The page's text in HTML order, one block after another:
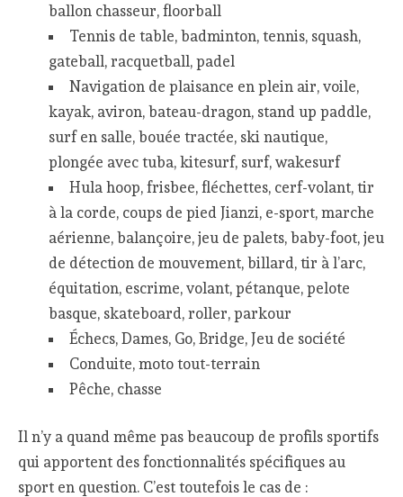
ballon chasseur, floorball
Tennis de table, badminton, tennis, squash,
gateball, racquetball, padel
Navigation de plaisance en plein air, voile,
kayak, aviron, bateau-dragon, stand up paddle,
surf en salle, bouée tractée, ski nautique,
plongée avec tuba, kitesurf, surf, wakesurf
Hula hoop, frisbee, fléchettes, cerf-volant, tir
à la corde, coups de pied Jianzi, e-sport, marche
aérienne, balançoire, jeu de palets, baby-foot, jeu
de détection de mouvement, billard, tir à l’arc,
équitation, escrime, volant, pétanque, pelote
basque, skateboard, roller, parkour
Échecs, Dames, Go, Bridge, Jeu de société
Conduite, moto tout-terrain
Pêche, chasse
Il n’y a quand même pas beaucoup de profils sportifs
qui apportent des fonctionnalités spécifiques au
sport en question. C’est toutefois le cas de :